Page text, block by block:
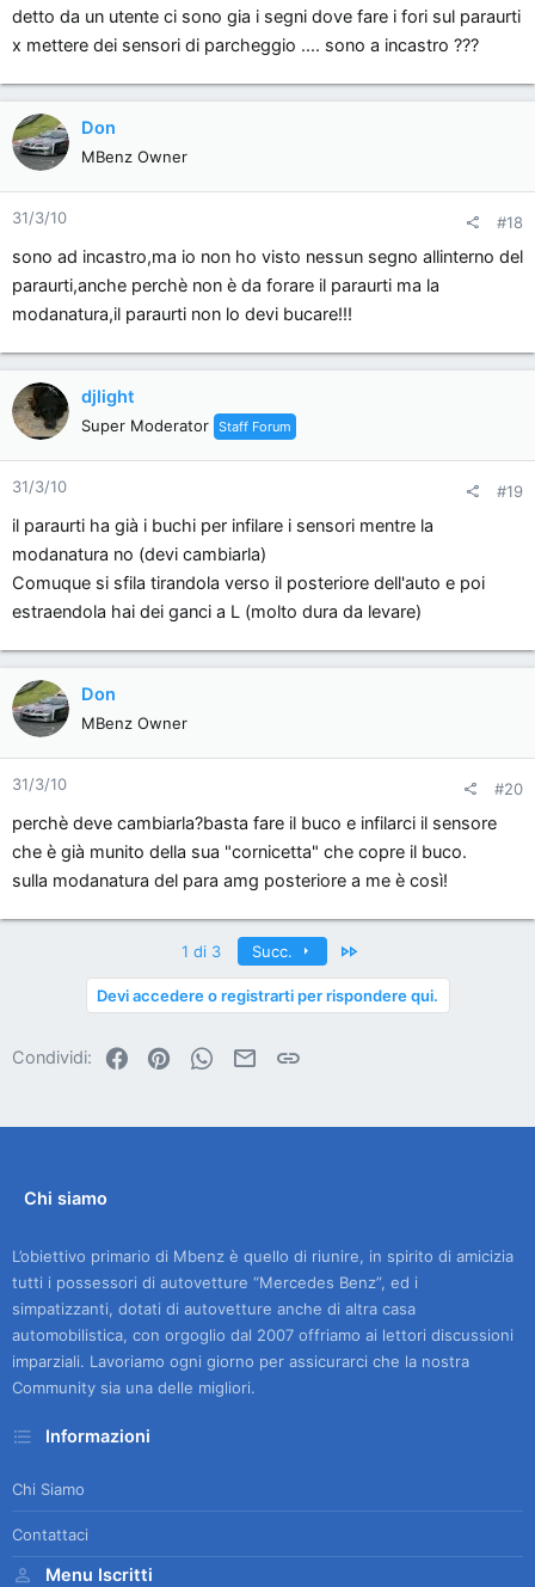
detto da un utente ci sono gia i segni dove fare i fori sul paraurti
x mettere dei sensori di parcheggio .... sono a incastro ???
Don
MBenz Owner
31/3/10 #18
sono ad incastro,ma io non ho visto nessun segno allinterno del
paraurti,anche perchè non è da forare il paraurti ma la
modanatura,il paraurti non lo devi bucare!!!
djlight
Super Moderator Staff Forum
31/3/10 #19
il paraurti ha già i buchi per infilare i sensori mentre la
modanatura no (devi cambiarla)
Comuque si sfila tirandola verso il posteriore dell'auto e poi
estraendola hai dei ganci a L (molto dura da levare)
Don
MBenz Owner
31/3/10 #20
perchè deve cambiarla?basta fare il buco e infilarci il sensore
che è già munito della sua "cornicetta" che copre il buco.
sulla modanatura del para amg posteriore a me è così!
1 di 3 Succ.
Devi accedere o registrarti per rispondere qui.
Condividi: FacebookPinterestWhatsApp
Email
Chi siamo
L’obiettivo primario di Mbenz è quello di riunire, in spirito di amicizia
tutti i possessori di autovetture “Mercedes Benz”, ed i
simpatizzanti, dotati di autovetture anche di altra casa
automobilistica, con orgoglio dal 2007 offriamo ai lettori discussioni
imparziali. Lavoriamo ogni giorno per assicurarci che la nostra
Community sia una delle migliori.
Informazioni
Chi Siamo
Contattaci
Menu Iscritti